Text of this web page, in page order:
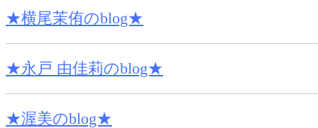
★横尾茉侑のblog★
★永戸 由佳莉のblog★
★渥美のblog★